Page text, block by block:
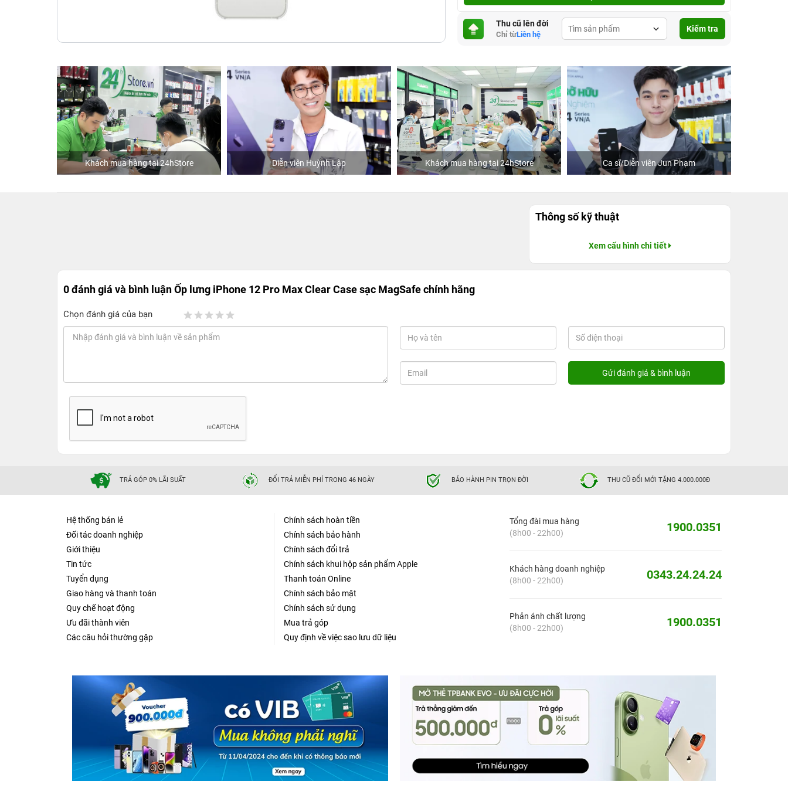
Thu cũ lên đời
Chỉ từLiên hệ
Kiểm tra
Khách mua hàng tại 24hStore Diễn viên Huỳnh Lập Khách mua hàng tại 24hStore Ca sĩ/Diễn viên Jun Phạm
Thông số kỹ thuật
Xem cấu hình chi tiết
0 đánh giá và bình luậnỐp lưng iPhone 12 Pro Max Clear Case sạc MagSafe chính hãng
Chọn đánh giá của bạn
TRẢ GÓP 0% LÃI SUẤT ĐỔI TRẢ MIỄN PHÍ TRONG 46 NGÀY BẢO HÀNH PIN TRỌN ĐỜI THU CŨ ĐỔI MỚI TẶNG 4.000.000Đ
Hệ thống bán lẻ
Đối tác doanh nghiệp
Giới thiệu
Tin tức
Tuyển dụng
Giao hàng và thanh toán
Quy chế hoạt động
Ưu đãi thành viên
Các câu hỏi thường gặp
Chính sách hoàn tiền
Chính sách bảo hành
Chính sách đổi trả
Chính sách khui hộp sản phẩm Apple
Thanh toán Online
Chính sách bảo mật
Chính sách sử dụng
Mua trả góp
Quy định về việc sao lưu dữ liệu
Tổng đài mua hàng
(8h00 - 22h00)
1900.0351
Khách hàng doanh nghiệp
(8h00 - 22h00)
0343.24.24.24
Phản ánh chất lượng
(8h00 - 22h00)
1900.0351